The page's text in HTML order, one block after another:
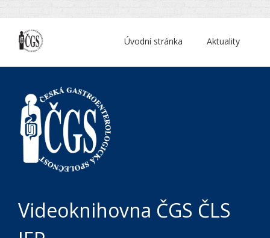
Aktuality
Úvodní stránka
Videoknihovna ČGS ČLS